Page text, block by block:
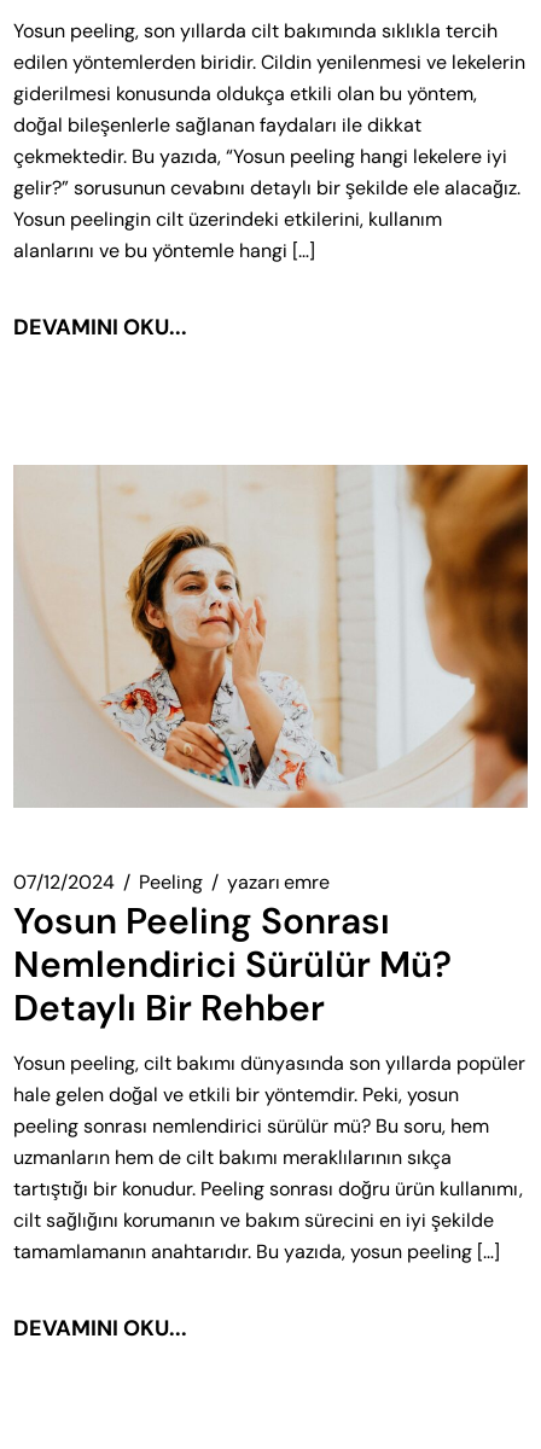
Yosun peeling, son yıllarda cilt bakımında sıklıkla tercih
edilen yöntemlerden biridir. Cildin yenilenmesi ve lekelerin
giderilmesi konusunda oldukça etkili olan bu yöntem,
doğal bileşenlerle sağlanan faydaları ile dikkat
çekmektedir. Bu yazıda, “Yosun peeling hangi lekelere iyi
gelir?” sorusunun cevabını detaylı bir şekilde ele alacağız.
Yosun peelingin cilt üzerindeki etkilerini, kullanım
alanlarını ve bu yöntemle hangi […]
DEVAMINI OKU...
07/12/2024 Peeling yazarı emre
Yosun Peeling Sonrası
Nemlendirici Sürülür Mü?
Detaylı Bir Rehber
Yosun peeling, cilt bakımı dünyasında son yıllarda popüler
hale gelen doğal ve etkili bir yöntemdir. Peki, yosun
peeling sonrası nemlendirici sürülür mü? Bu soru, hem
uzmanların hem de cilt bakımı meraklılarının sıkça
tartıştığı bir konudur. Peeling sonrası doğru ürün kullanımı,
cilt sağlığını korumanın ve bakım sürecini en iyi şekilde
tamamlamanın anahtarıdır. Bu yazıda, yosun peeling […]
DEVAMINI OKU...